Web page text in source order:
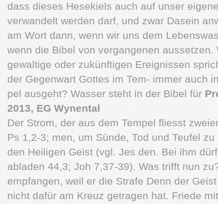
dass dieses Hesekiels auch auf unser
verwandelt werden darf, und zwar Dasein
am Wort dann, wenn wir uns dem
wenn die Bibel von vergangenen
gewaltige oder zukünftigen Ereignissen
der Gegenwart Gottes im Tem- immer auch
pel ausgeht? Wasser steht in der Bibel für
2013, EG Wynental
Der Strom, der aus dem Tempel fliesst
Ps 1,2-3; men, um Sünde, Tod und Teufel
den Heiligen Geist (vgl. Jes den. Bei ihm
abladen 44,3; Joh 7,37-39). Was trifft nun
empfangen, weil er die Strafe Denn der
nicht dafür am Kreuz getragen hat. Friede